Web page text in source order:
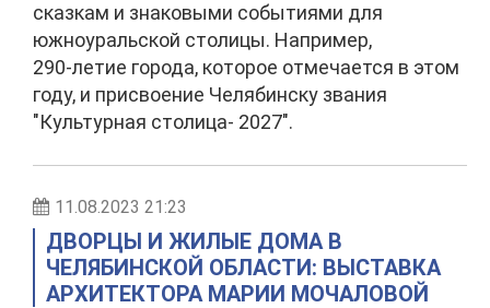
сказкам и знаковыми событиями для
южноуральской столицы. Например,
290‑летие города, которое отмечается в этом
году, и присвоение Челябинску звания
"Культурная столица- 2027".
11.08.2023 21:23
ДВОРЦЫ И ЖИЛЫЕ ДОМА В
ЧЕЛЯБИНСКОЙ ОБЛАСТИ: ВЫСТАВКА
АРХИТЕКТОРА МАРИИ МОЧАЛОВОЙ